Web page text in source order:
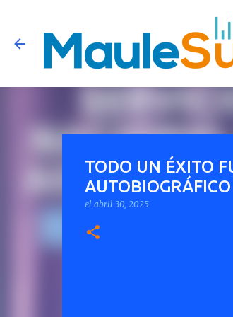
TODO UN ÉXITO
el abril 30, 2025